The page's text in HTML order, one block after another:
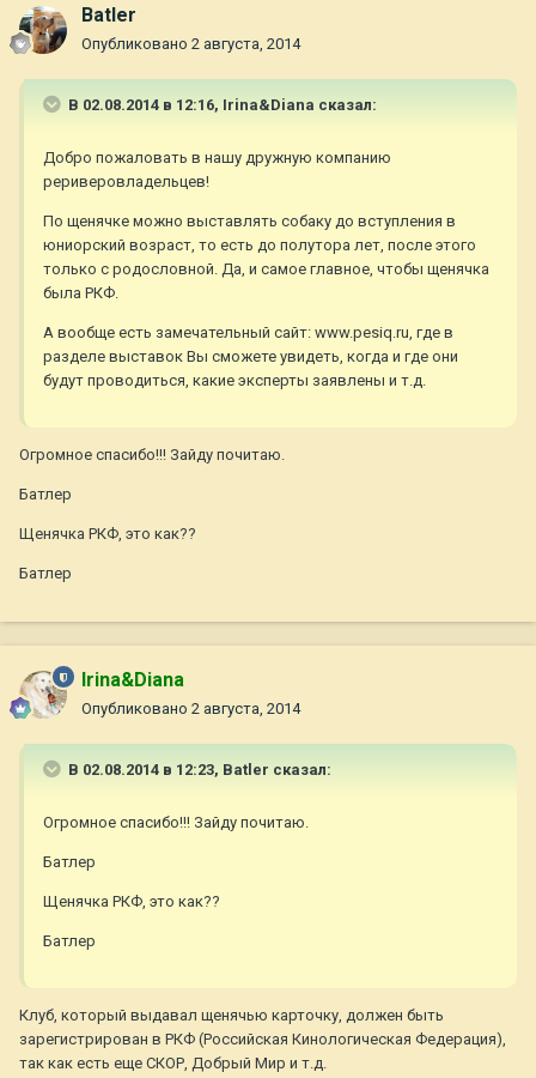
Batler
Опубликовано 2 августа, 2014
В 02.08.2014 в 12:16, Irina&Diana сказал:
Добро пожаловать в нашу дружную компанию
рериверовладельцев!
По щенячке можно выставлять собаку до вступления в
юниорский возраст, то есть до полутора лет, после этого
только с родословной. Да, и самое главное, чтобы щенячка
была РКФ.
А вообще есть замечательный сайт: www.pesiq.ru, где в
разделе выставок Вы сможете увидеть, когда и где они
будут проводиться, какие эксперты заявлены и т.д.
Огромное спасибо!!! Зайду почитаю.
Батлер
Щенячка РКФ, это как??
Батлер
Irina&Diana
Опубликовано 2 августа, 2014
В 02.08.2014 в 12:23, Batler сказал:
Огромное спасибо!!! Зайду почитаю.
Батлер
Щенячка РКФ, это как??
Батлер
Клуб, который выдавал щенячью карточку, должен быть
зарегистрирован в РКФ (Российская Кинологическая Федерация),
так как есть еще СКОР, Добрый Мир и т.д.